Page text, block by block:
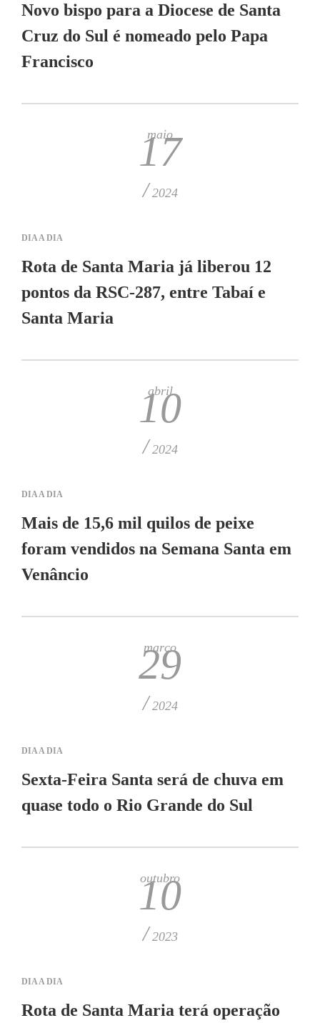
Novo bispo para a Diocese de Santa
Cruz do Sul é nomeado pelo Papa
Francisco
maio
17
/ 2024
DIA A DIA
Rota de Santa Maria já liberou 12
pontos da RSC-287, entre Tabaí e
Santa Maria
abril
10
/ 2024
DIA A DIA
Mais de 15,6 mil quilos de peixe
foram vendidos na Semana Santa em
Venâncio
março
29
/ 2024
DIA A DIA
Sexta-Feira Santa será de chuva em
quase todo o Rio Grande do Sul
outubro
10
/ 2023
DIA A DIA
Rota de Santa Maria terá operação